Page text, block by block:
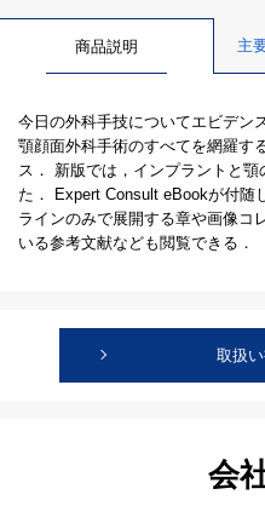
商品説明 主
今日の外科手技についてエビデン
顎顔面外科手術のすべてを網羅す
ス． 新版では，インプラントと
た． Expert Consult eBookが付随
ラインのみで展開する章や画像コ
いる参考文献なども閲覧できる．
取扱
会